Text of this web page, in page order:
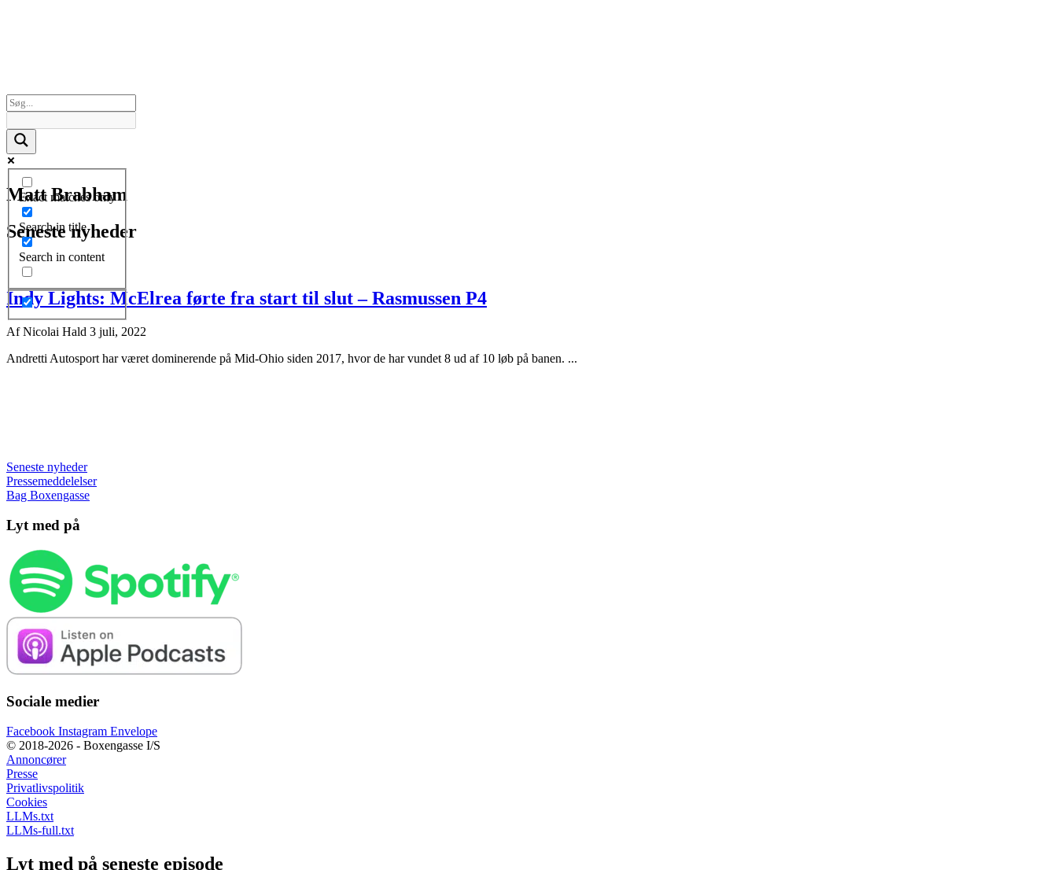
Exact matches only
Search in title
Search in content
Matt Brabham
Seneste nyheder
Indy Lights: McElrea førte fra start til slut – Rasmussen P4
AfNicolai Hald 3 juli, 2022
Andretti Autosport har været dominerende på Mid-Ohio siden 2017, hvor de har vundet 8 ud af 10 løb på banen. ...
Seneste nyheder
Pressemeddelelser
Bag Boxengasse
Lyt med på
Sociale medier
Facebook Instagram Envelope
© 2018-2026 - Boxengasse I/S
Annoncører
Presse
Privatlivspolitik
Cookies
LLMs.txt
LLMs-full.txt
Lyt med på seneste episode